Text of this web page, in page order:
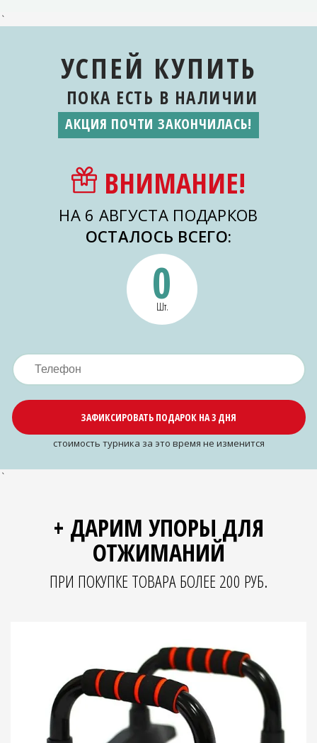
`
УСПЕЙ КУПИТЬ
ПОКА ЕСТЬ В НАЛИЧИИ
АКЦИЯ ПОЧТИ ЗАКОНЧИЛАСЬ!
ВНИМАНИЕ!
НА 6 АВГУСТА ПОДАРКОВ
ОСТАЛОСЬ ВСЕГО:
0
Шт.
ЗАФИКСИРОВАТЬ ПОДАРОК НА 3 ДНЯ
cтоимость турника за это время не изменится
`
+ ДАРИМ УПОРЫ ДЛЯ
ОТЖИМАНИЙ
ПРИ ПОКУПКЕ ТОВАРА БОЛЕЕ 200 РУБ.